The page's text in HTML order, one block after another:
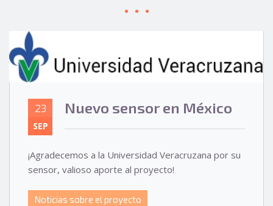
23
SEP
Nuevo sensor en México
¡Agradecemos a la Universidad Veracruzana por su
sensor, valioso aporte al proyecto!
Noticias sobre el proyecto